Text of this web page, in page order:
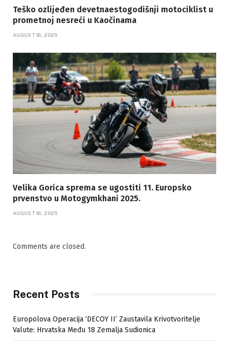
Teško ozlijeđen devetnaestogodišnji motociklist u
prometnoj nesreći u Kaočinama
AUGUST 18, 2025
Velika Gorica sprema se ugostiti 11. Europsko
prvenstvo u Motogymkhani 2025.
AUGUST 18, 2025
Comments are closed.
Recent Posts
Europolova Operacija ‘DECOY II’ Zaustavila Krivotvoritelje
Valute: Hrvatska Među 18 Zemalja Sudionica